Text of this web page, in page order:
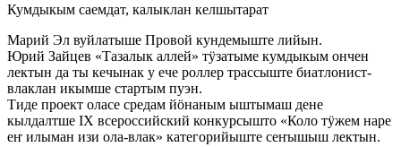
Кумдыкым саемдат, калыклан келшытарат
Марий Эл вуйлатыше Провой кундемыште лийын.
Юрий Зайцев «Тазалык аллей» тӱзатыме кумдыкым ончен
лектын да ты кечынак у ече роллер трассыште биатлонист-
влаклан икымше стартым пуэн.
Тиде проект оласе средам йӧнаным ыштымаш дене
кылдалтше IX всероссийский конкурсышто «Коло тӱжем наре
еҥ илыман изи ола-влак» категорийыште сеҥышыш лектын.